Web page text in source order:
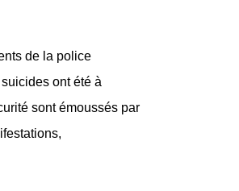
de la police
ont été à
sont émoussés par